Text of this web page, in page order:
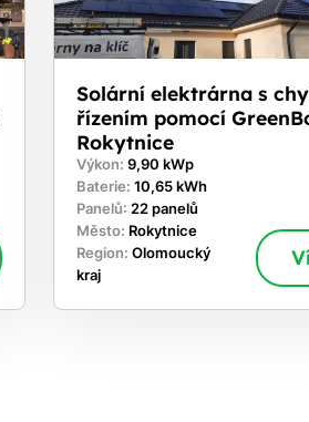
Solární elektrárna s
řízením pomocí
Rokytnice
Výkon: 9,90 kWp
Baterie: 10,65 kWh
Panelů: 22 panelů
Město: Rokytnice
Region: Olomoucký
kraj